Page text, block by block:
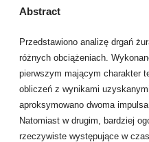
Abstract
Przedstawiono analizę drgań
różnych obciążeniach.
pierwszym mającym charakter
obliczeń z wynikami
aproksymowano dwoma
Natomiast w drugim, bardziej
rzeczywiste występujące w